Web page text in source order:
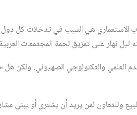
الاستعماري هي السبب في تدخلات كل دول
ليل نهار على تمزيق لحمة المجتمعات
العلمي والتكنولوجي الصهيوني. ولكن هل
وللتعاون لمن يريد أن يشتري أو يبني